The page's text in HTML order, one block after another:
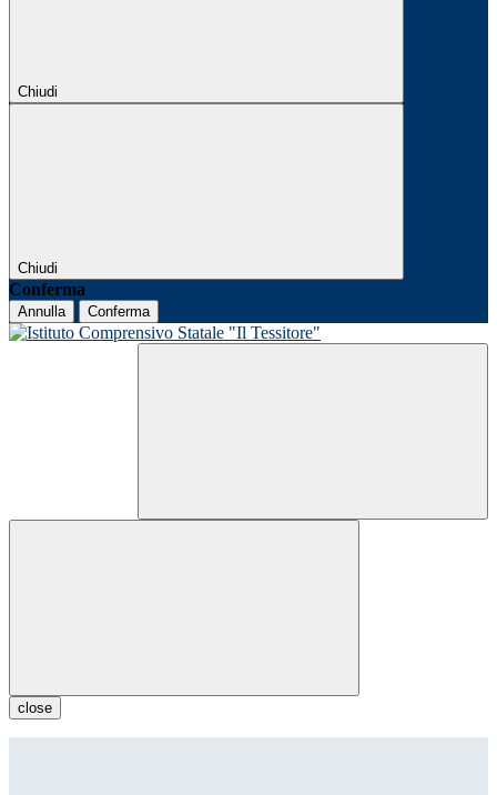
Chiudi
Chiudi
Conferma
Annulla Conferma
close